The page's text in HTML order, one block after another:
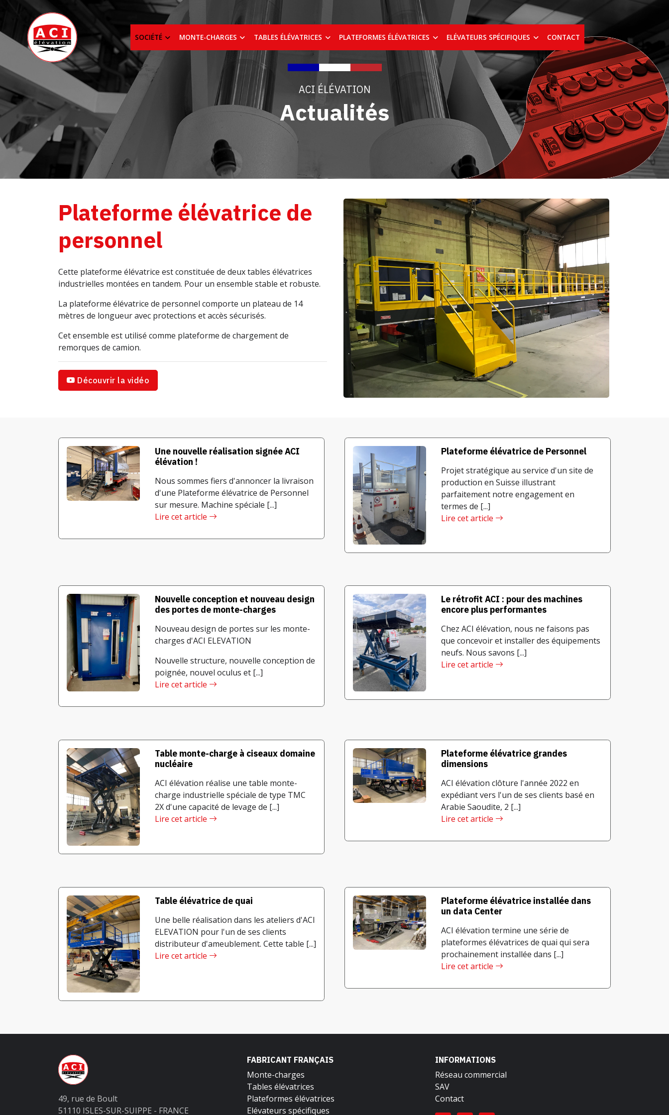
SOCIÉTÉ MONTE-CHARGES TABLES ÉLÉVATRICES PLATEFORMES ÉLÉVATRICES ELÉVATEURS SPÉCIFIQUES CONTACT
ACI ÉLÉVATION
Actualités
Plateforme élévatrice de
personnel
Cette plateforme élévatrice est constituée de deux tables élévatrices
industrielles montées en tandem. Pour un ensemble stable et robuste.
La plateforme élévatrice de personnel comporte un plateau de 14
mètres de longueur avec protections et accès sécurisés.
Cet ensemble est utilisé comme plateforme de chargement de
remorques de camion.
Découvrir la vidéo
Une nouvelle réalisation signée ACI
élévation !
Nous sommes fiers d'annoncer la livraison
d'une Plateforme élévatrice de Personnel
sur mesure. Machine spéciale [...]
Lire cet article
Plateforme élévatrice de Personnel
Projet stratégique au service d'un site de
production en Suisse illustrant
parfaitement notre engagement en
termes de [...]
Lire cet article
Nouvelle conception et nouveau design
des portes de monte-charges
Nouveau design de portes sur les monte-
charges d'ACI ELEVATION
Nouvelle structure, nouvelle conception de
poignée, nouvel oculus et [...]
Lire cet article
Le rétrofit ACI : pour des machines
encore plus performantes
Chez ACI élévation, nous ne faisons pas
que concevoir et installer des équipements
neufs. Nous savons [...]
Lire cet article
Table monte-charge à ciseaux domaine
nucléaire
ACI élévation réalise une table monte-
charge industrielle spéciale de type TMC
2X d'une capacité de levage de [...]
Lire cet article
Plateforme élévatrice grandes
dimensions
ACI élévation clôture l'année 2022 en
expédiant vers l'un de ses clients basé en
Arabie Saoudite, 2 [...]
Lire cet article
Table élévatrice de quai
Une belle réalisation dans les ateliers d'ACI
ELEVATION pour l'un de ses clients
distributeur d'ameublement. Cette table [...]
Lire cet article
Plateforme élévatrice installée dans
un data Center
ACI élévation termine une série de
plateformes élévatrices de quai qui sera
prochainement installée dans [...]
Lire cet article
49, rue de Boult
51110 ISLES-SUR-SUIPPE - FRANCE
FABRICANT FRANÇAIS
Monte-charges
Tables élévatrices
Plateformes élévatrices
Elévateurs spécifiques
INFORMATIONS
Réseau commercial
SAV
Contact